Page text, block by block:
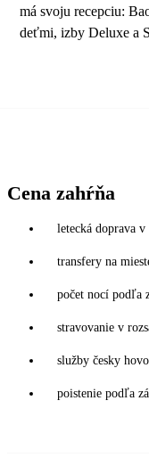
má svoju recepciu:
deťmi, izby Deluxe a
Cena zahŕňa
letecká doprava
transfery na
počet nocí podľa
stravovanie v
služby česky
poistenie podľa